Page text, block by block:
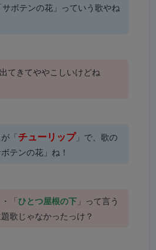
ボテンの花」っていう歌やね
てきてややこしいけどね
「チューリップ」で、歌の
テンの花」ね！
「ひとつ屋根の下」って言う
題歌じゃなかったっけ？